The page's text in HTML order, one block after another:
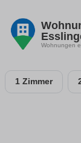
Wohnungen
1 Zimmer